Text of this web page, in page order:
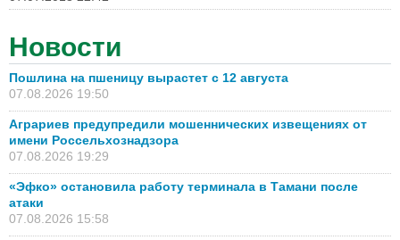
Новости
Пошлина на пшеницу вырастет с 12 августа
07.08.2026 19:50
Аграриев предупредили мошеннических извещениях от
имени Россельхознадзора
07.08.2026 19:29
«Эфко» остановила работу терминала в Тамани после
атаки
07.08.2026 15:58